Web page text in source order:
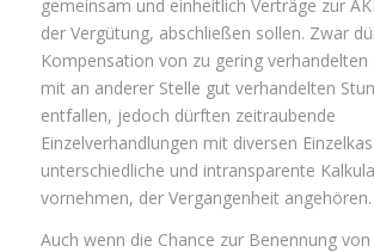
gemeinsam und einheitlich Verträge zur
der Vergütung, abschließen sollen. Zwar
Kompensation von zu gering verhandelten
mit an anderer Stelle gut verhandelten
entfallen, jedoch dürften zeitraubende
Einzelverhandlungen mit diversen
unterschiedliche und intransparente
vornehmen, der Vergangenheit angehören.
Auch wenn die Chance zur Benennung